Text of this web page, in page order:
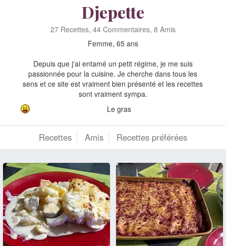
Djepette
27 Recettes, 44 Commentaires, 8 Amis
Femme, 65 ans
Depuis que j'ai entamé un petit régime, je me suis
passionnée pour la cuisine. Je cherche dans tous les
sens et ce site est vraiment bien présenté et les recettes
sont vraiment sympa.
Le gras
Recettes Amis Recettes préférées